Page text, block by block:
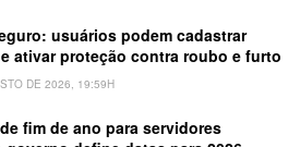
usuários podem cadastrar
ativar proteção contra roubo e furto
DE 2026, 19:59H
fim de ano para servidores